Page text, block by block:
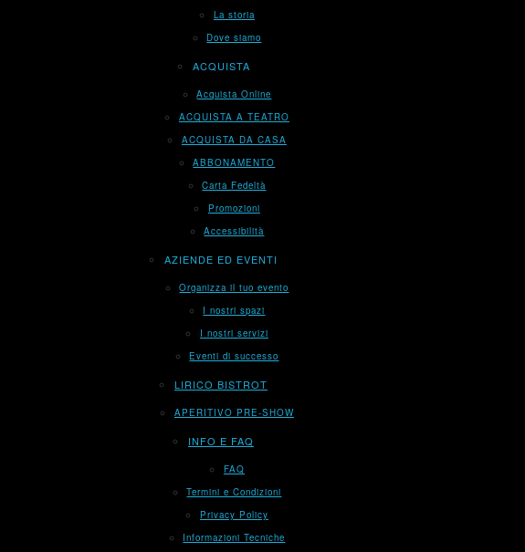
La storia
Dove siamo
ACQUISTA
Acquista Online
ACQUISTA A TEATRO
ACQUISTA DA CASA
ABBONAMENTO
Carta Fedeltà
Promozioni
Accessibilità
AZIENDE ED EVENTI
Organizza il tuo evento
I nostri spazi
I nostri servizi
Eventi di successo
LIRICO BISTROT
APERITIVO PRE-SHOW
INFO E FAQ
FAQ
Termini e Condizioni
Privacy Policy
Informazioni Tecniche